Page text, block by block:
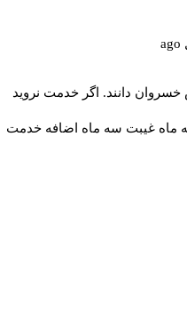
دانند. اگر خدمت نروید
غیبت سه ماه اضافه خدمت